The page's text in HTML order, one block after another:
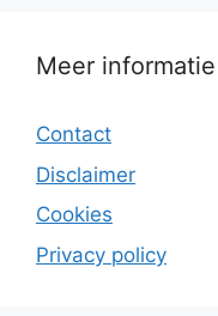
Meer informatie
Contact
Disclaimer
Cookies
Privacy policy